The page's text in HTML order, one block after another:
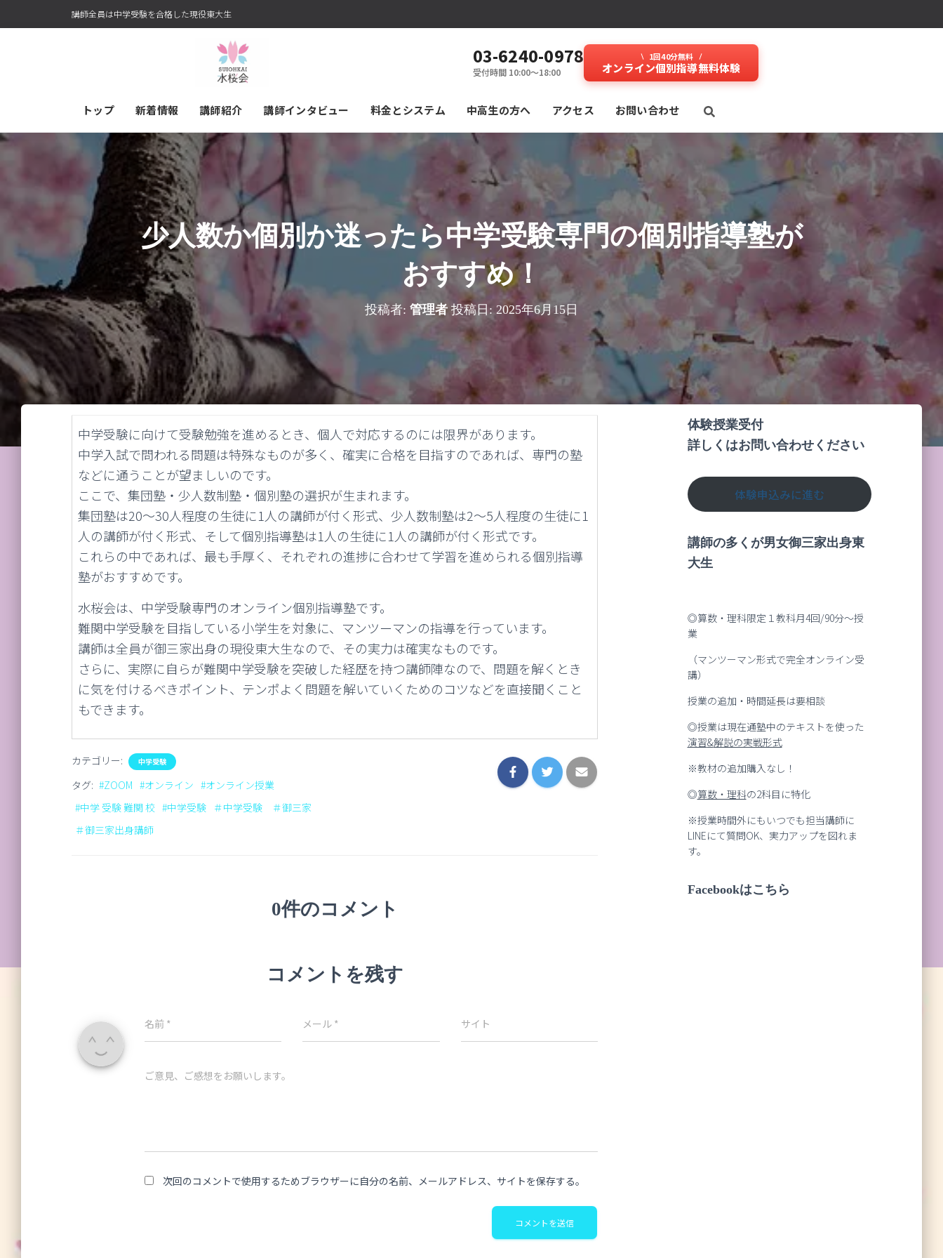
講師全員は中学受験を合格した現役東大生
03-6240-0978
受付時間 10:00～18:00
1回40分無料
オンライン個別指導無料体験
トップ 新着情報 講師紹介 講師インタビュー 料⾦とシステム 中高生の方へ アクセス お問い合わせ
少人数か個別か迷ったら中学受験専門の個別指導塾が
おすすめ！
投稿者: 管理者 投稿日:2025年6月15日
中学受験に向けて受験勉強を進めるとき、個人で対応するのには限界があります。
中学入試で問われる問題は特殊なものが多く、確実に合格を目指すのであれば、専門の塾
などに通うことが望ましいのです。
ここで、集団塾・少人数制塾・個別塾の選択が生まれます。
集団塾は20～30人程度の生徒に1人の講師が付く形式、少人数制塾は2～5人程度の生徒に1
人の講師が付く形式、そして個別指導塾は1人の生徒に1人の講師が付く形式です。
これらの中であれば、最も手厚く、それぞれの進捗に合わせて学習を進められる個別指導
塾がおすすめです。
水桜会は、中学受験専門のオンライン個別指導塾です。
難関中学受験を目指している小学生を対象に、マンツーマンの指導を行っています。
講師は全員が御三家出身の現役東大生なので、その実力は確実なものです。
さらに、実際に自らが難関中学受験を突破した経歴を持つ講師陣なので、問題を解くとき
に気を付けるべきポイント、テンポよく問題を解いていくためのコツなどを直接聞くこと
もできます。
カテゴリー: 中学受験
タグ: #ZOOM #オンライン #オンライン授業
#中学 受験 難関 校 #中学受験 ＃中学受験 ＃御三家
＃御三家出身講師
0件のコメント
コメントを残す
名前 * メール * サイト
ご意見、ご感想をお願いします。
次回のコメントで使用するためブラウザーに自分の名前、メールアドレス、サイトを保存する。
体験授業受付
詳しくはお問い合わせください
体験申込みに進む
講師の多くが男女御三家出身東
大生
◎算数・理科限定１教科月4回/90分～授
業
（マンツーマン形式で完全オンライン受
講）
授業の追加・時間延長は要相談
◎授業は現在通塾中のテキストを使った
演習&解説の実戦形式
※教材の追加購入なし！
◎算数・理科の2科目に特化
※授業時間外にもいつでも担当講師に
LINEにて質問OK、実力アップを図れま
す。
Facebookはこちら